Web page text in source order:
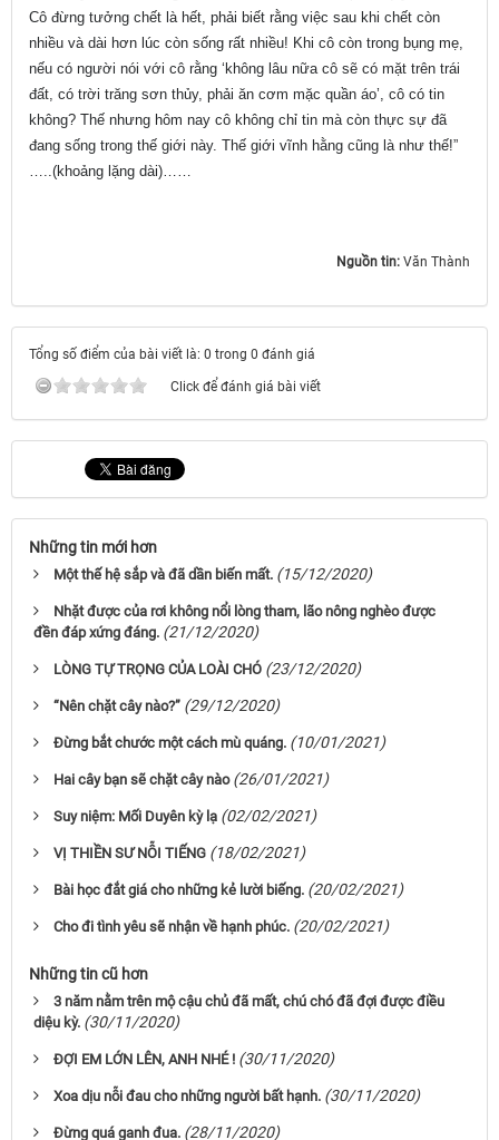
Cô đừng tưởng chết là hết, phải biết rằng việc sau khi chết còn
nhiều và dài hơn lúc còn sống rất nhiều! Khi cô còn trong bụng mẹ,
nếu có người nói với cô rằng ‘không lâu nữa cô sẽ có mặt trên trái
đất, có trời trăng sơn thủy, phải ăn cơm mặc quần áo’, cô có tin
không? Thế nhưng hôm nay cô không chỉ tin mà còn thực sự đã
đang sống trong thế giới này. Thế giới vĩnh hằng cũng là như thế!”
…..(khoảng lặng dài)……
Nguồn tin: Văn Thành
Tổng số điểm của bài viết là: 0 trong 0 đánh giá
Click để đánh giá bài viết
Những tin mới hơn
Một thế hệ sắp và đã dần biến mất. (15/12/2020)
Nhặt được của rơi không nổi lòng tham, lão nông nghèo được
đền đáp xứng đáng. (21/12/2020)
LÒNG TỰ TRỌNG CỦA LOÀI CHÓ (23/12/2020)
“Nên chặt cây nào?” (29/12/2020)
Đừng bắt chước một cách mù quáng. (10/01/2021)
Hai cây bạn sẽ chặt cây nào (26/01/2021)
Suy niệm: Mối Duyên kỳ lạ (02/02/2021)
VỊ THIỀN SƯ NỖI TIẾNG (18/02/2021)
Bài học đắt giá cho những kẻ lười biếng. (20/02/2021)
Cho đi tình yêu sẽ nhận về hạnh phúc. (20/02/2021)
Những tin cũ hơn
3 năm nằm trên mộ cậu chủ đã mất, chú chó đã đợi được điều
diệu kỳ. (30/11/2020)
ĐỢI EM LỚN LÊN, ANH NHÉ ! (30/11/2020)
Xoa dịu nỗi đau cho những người bất hạnh. (30/11/2020)
Đừng quá ganh đua. (28/11/2020)